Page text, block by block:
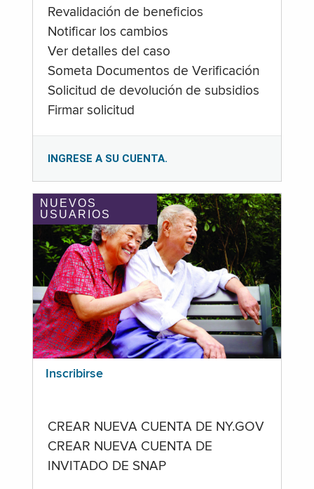
Revalidación de beneficios
Notificar los cambios
Ver detalles del caso
Someta Documentos de Verificación
Solicitud de devolución de subsidios
Firmar solicitud
INGRESE A SU CUENTA.
NUEVOS
USUARIOS
Inscribirse
CREAR NUEVA CUENTA DE NY.GOV
CREAR NUEVA CUENTA DE
INVITADO DE SNAP